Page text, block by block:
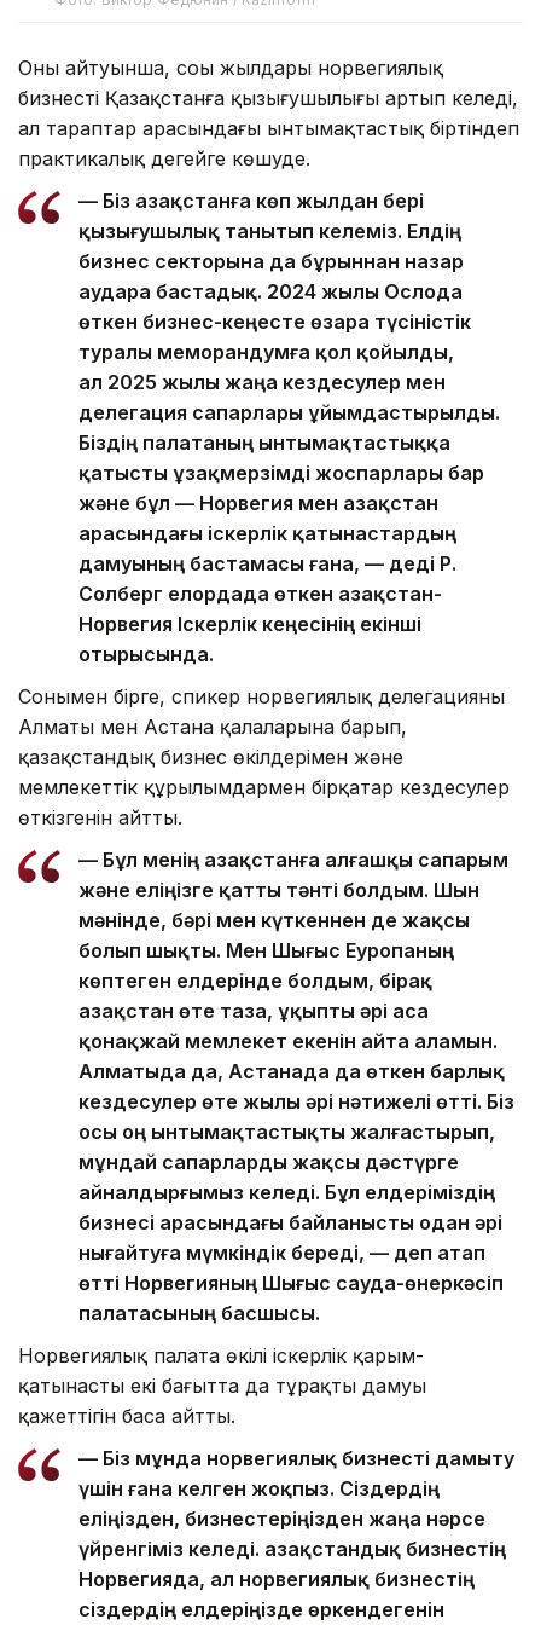
Оның айтуынша, соңы жылдары норвегиялық
бизнестің Қазақстанға қызығушылығы артып келеді,
ал тараптар арасындағы ынтымақтастық біртіндеп
практикалық деңгейге көшуде.
— Біз Қазақстанға көп жылдан бері
қызығушылық танытып келеміз. Елдің
бизнес секторына да бұрыннан назар
аудара бастадық. 2024 жылы Ослода
өткен бизнес-кеңесте өзара түсіністік
туралы меморандумға қол қойылды,
ал 2025 жылы жаңа кездесулер мен
делегация сапарлары ұйымдастырылды.
Біздің палатаның ынтымақтастыққа
қатысты ұзақмерзімді жоспарлары бар
және бұл — Норвегия мен Қазақстан
арасындағы іскерлік қатынастардың
дамуының бастамасы ғана, — деді Р.
Солберг елордада өткен Қазақстан-
Норвегия Іскерлік кеңесінің екінші
отырысында.
Сонымен бірге, спикер норвегиялық делегацияның
Алматы мен Астана қалаларына барып,
қазақстандық бизнес өкілдерімен және
мемлекеттік құрылымдармен бірқатар кездесулер
өткізгенін айтты.
— Бұл менің Қазақстанға алғашқы сапарым
және еліңізге қатты тәнті болдым. Шын
мәнінде, бәрі мен күткеннен де жақсы
болып шықты. Мен Шығыс Еуропаның
көптеген елдерінде болдым, бірақ
Қазақстан өте таза, ұқыпты әрі аса
қонақжай мемлекет екенін айта аламын.
Алматыда да, Астанада да өткен барлық
кездесулер өте жылы әрі нәтижелі өтті. Біз
осы оң ынтымақтастықты жалғастырып,
мұндай сапарларды жақсы дәстүрге
айналдырғымыз келеді. Бұл елдеріміздің
бизнесі арасындағы байланысты одан әрі
нығайтуға мүмкіндік береді, — деп атап
өтті Норвегияның Шығыс сауда-өнеркәсіп
палатасының басшысы.
Норвегиялық палата өкілі іскерлік қарым-
қатынастың екі бағытта да тұрақты дамуы
қажеттігін баса айтты.
— Біз мұнда норвегиялық бизнесті дамыту
үшін ғана келген жоқпыз. Сіздердің
еліңізден, бизнестеріңізден жаңа нәрсе
үйренгіміз келеді. Қазақстандық бизнестің
Норвегияда, ал норвегиялық бизнестің
сіздердің елдеріңізде өркендегенін